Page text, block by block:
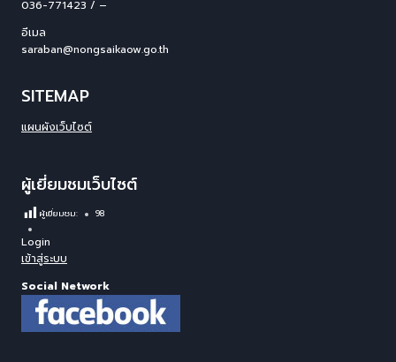
036-771423 / –
อีเมล
saraban@nongsaikaow.go.th
SITEMAP
แผนผังเว็บไซต์
ผู้เยี่ยมชมเว็บไซต์
ผู้เยี่ยมชม: 98
Login
เข้าสู่ระบบ
Social Network